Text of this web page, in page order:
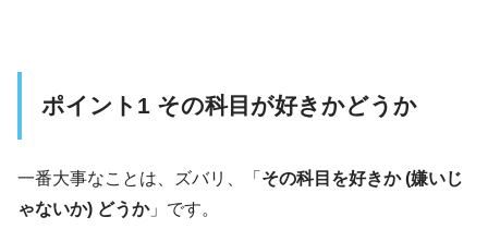
ポイント1 その科目が好きかどうか
一番大事なことは、ズバリ、「その科目を好きか (嫌いじ
ゃないか) どうか」です。